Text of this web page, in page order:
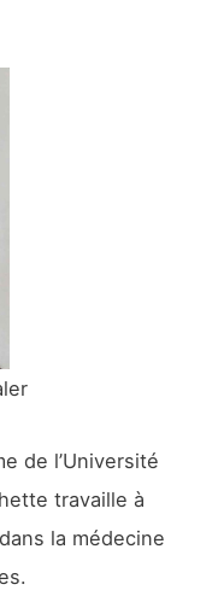
de l’Université
travaille à
la médecine